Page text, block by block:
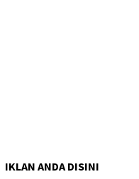
IKLAN ANDA DISINI